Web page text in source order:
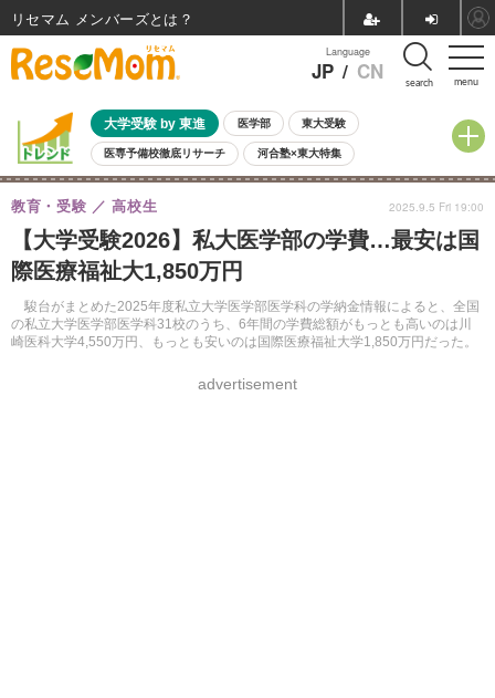
menu
Language
JP / CN search
大学受験 by 東進 医学部 東大受験
医専予備校徹底リサーチ 河合塾×東大特集
親子で考える大学選び 高校受験 中学受験 小学校受験
共通テスト 夏休み
8月開催イベント・WS 全国公立高校 過去問 人気記事
自由研究教材（小学生向け） 自由研究教材（中学生向け）
【大学受験2026】私大医学部の学費…最安は国
際医療福祉大1,850万円
駿台がまとめた2025年度私立大学医学部医学科の学納金情報によると、全国
の私立大学医学部医学科31校のうち、6年間の学費総額がもっとも高いのは川
崎医科大学4,550万円、もっとも安いのは国際医療福祉大学1,850万円だった。
教育・受験 高校生
advertisement
2025.9.5 Fri 19:00
リセマム メンバーズ